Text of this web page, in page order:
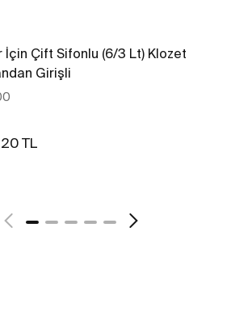
İçin Çift Sifonlu (6/3 Lt) Klozet
Girişli
TL